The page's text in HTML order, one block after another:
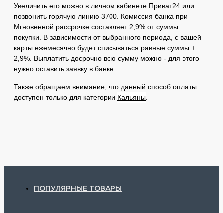
Увеличить его можно в личном кабинете Приват24 или
позвонить горячую линию 3700. Комиссия банка при
Мгновенной рассрочке составляет 2,9% от суммы
покупки. В зависимости от выбранного периода, с вашей
карты ежемесячно будет списываться равные суммы +
2,9%. Выплатить досрочно всю сумму можно - для этого
нужно оставить заявку в банке.
Также обращаем внимание, что данный способ оплаты
доступен только для категории Кальяны
ПОПУЛЯРНЫЕ ТОВАРЫ